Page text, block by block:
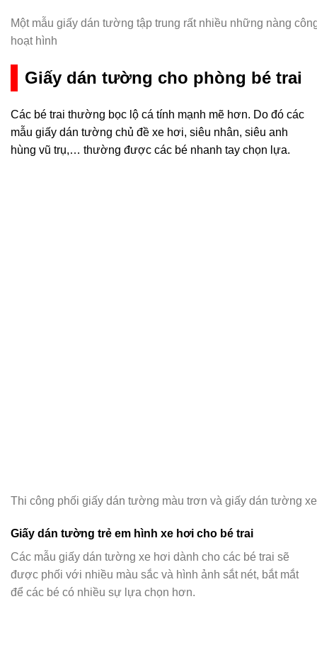
Một mẫu giấy dán tường tập trung rất nhiều những nàng
hoạt hình
Giấy dán tường cho phòng bé trai
Các bé trai thường bọc lộ cá tính mạnh mẽ hơn. Do đó các
mẫu giấy dán tường chủ đề xe hơi, siêu nhân, siêu anh
hùng vũ trụ,… thường được các bé nhanh tay chọn lựa.
Thi công phối giấy dán tường màu trơn và giấy dán tường
Giấy dán tường trẻ em hình xe hơi cho bé trai
Các mẫu giấy dán tường xe hơi dành cho các bé trai sẽ
được phối với nhiều màu sắc và hình ảnh sắt nét, bắt mắt
để các bé có nhiều sự lựa chọn hơn.